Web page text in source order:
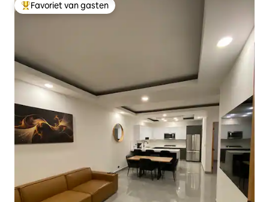
Topfavoriet van gasten
Favoriet van gasten